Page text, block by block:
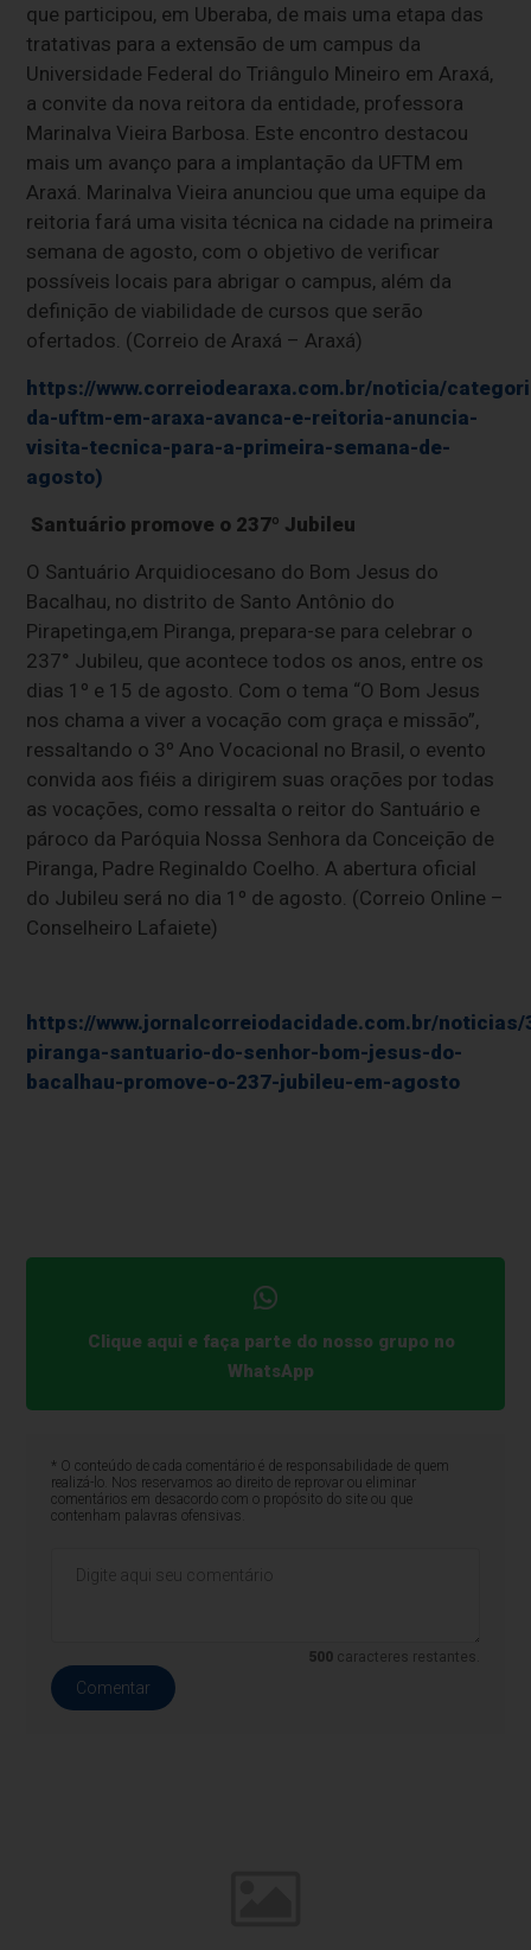
que participou, em Uberaba, de mais uma etapa das
tratativas para a extensão de um campus da
Universidade Federal do Triângulo Mineiro em Araxá,
a convite da nova reitora da entidade, professora
Marinalva Vieira Barbosa. Este encontro destacou
mais um avanço para a implantação da UFTM em
Araxá. Marinalva Vieira anunciou que uma equipe da
reitoria fará uma visita técnica na cidade na primeira
semana de agosto, com o objetivo de verificar
possíveis locais para abrigar o campus, além da
definição de viabilidade de cursos que serão
ofertados. (Correio de Araxá – Araxá)
https://www.correiodearaxa.com.br/noticia/
da-uftm-em-araxa-avanca-e-reitoria-anuncia-
visita-tecnica-para-a-primeira-semana-de-
agosto)
Santuário promove o 237º Jubileu
O Santuário Arquidiocesano do Bom Jesus do
Bacalhau, no distrito de Santo Antônio do
Pirapetinga,em Piranga, prepara-se para celebrar o
237° Jubileu, que acontece todos os anos, entre os
dias 1º e 15 de agosto. Com o tema “O Bom Jesus
nos chama a viver a vocação com graça e missão”,
ressaltando o 3º Ano Vocacional no Brasil, o evento
convida aos fiéis a dirigirem suas orações por todas
as vocações, como ressalta o reitor do Santuário e
pároco da Paróquia Nossa Senhora da Conceição de
Piranga, Padre Reginaldo Coelho. A abertura oficial
do Jubileu será no dia 1º de agosto. (Correio Online –
Conselheiro Lafaiete)
https://www.jornalcorreiodacidade.com.br/noticias/
piranga-santuario-do-senhor-bom-jesus-do-
bacalhau-promove-o-237-jubileu-em-agosto
Clique aqui e faça parte do nosso grupo no
WhatsApp
* O conteúdo de cada comentário é de responsabilidade de quem
realizá-lo. Nos reservamos ao direito de reprovar ou eliminar
comentários em desacordo com o propósito do site ou que
contenham palavras ofensivas.
500 caracteres restantes.
Comentar